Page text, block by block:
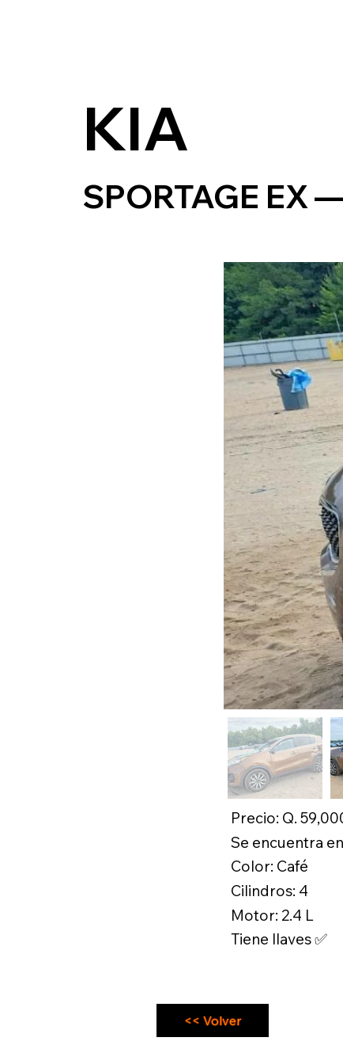
Color: Café
Motor: 2.4 L
Tiene llaves ✅
Precio: Q.
Se encuentra
Cilindros: 4
<< Volver
KIA
SPORTAGE EX